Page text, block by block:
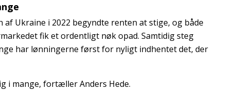
af Ukraine i 2022 begyndte renten at stige, og både
fik et ordentligt nøk opad. Samtidig steg
har lønningerne først for nyligt indhentet det, der
i mange, fortæller Anders Hede.